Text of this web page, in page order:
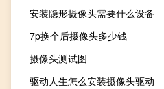
安装隐形摄像头需要什么设备
7p换个后摄像头多少钱
摄像头测试图
驱动人生怎么安装摄像头驱动